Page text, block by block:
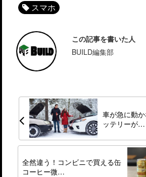
スマホ
この記事を書いた人
BUILD編集部
車が急に動
ッテリーが…
全然違う！コンビニで買える缶
コーヒー微…